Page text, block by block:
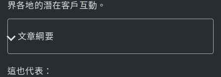
界各地的潛在客戶互動。
文章綱要
這也代表：